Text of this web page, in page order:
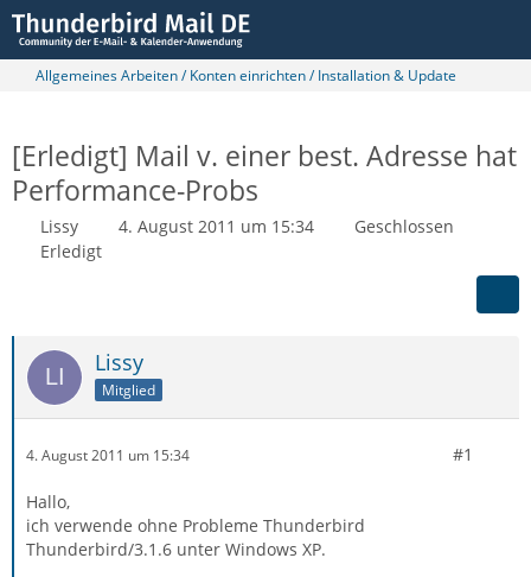
Allgemeines Arbeiten / Konten einrichten / Installation & Update
[Erledigt] Mail v. einer best. Adresse hat
Performance-Probs
Lissy 4. August 2011 um 15:34
Geschlossen
Erledigt
Lissy
Mitglied
4. August 2011 um 15:34 #1
Hallo,
ich verwende ohne Probleme Thunderbird
Thunderbird/3.1.6 unter Windows XP.